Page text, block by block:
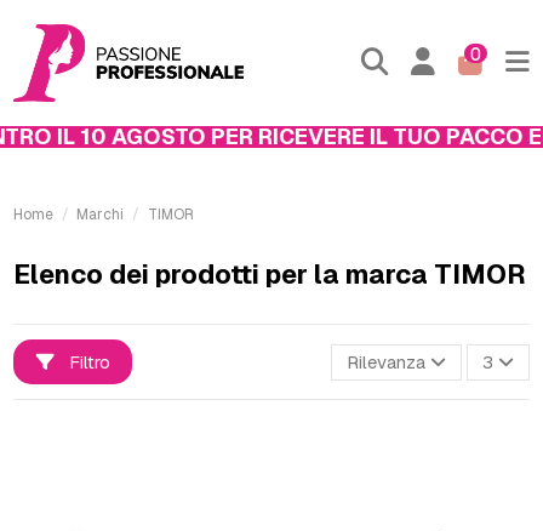
0
IL 10 AGOSTO PER RICEVERE IL TUO PACCO
Home Marchi TIMOR
Elenco dei prodotti per la marca TIMOR
Filtro Rilevanza 3